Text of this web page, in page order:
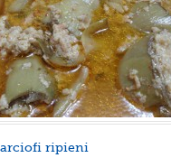
ripieni